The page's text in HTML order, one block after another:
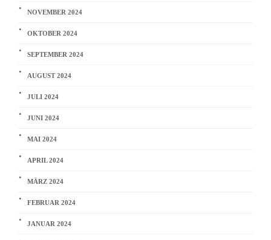
NOVEMBER 2024
OKTOBER 2024
SEPTEMBER 2024
AUGUST 2024
JULI 2024
JUNI 2024
MAI 2024
APRIL 2024
MÄRZ 2024
FEBRUAR 2024
JANUAR 2024